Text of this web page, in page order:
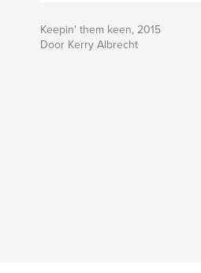
Keepin' them keen, 2015
Door Kerry Albrecht